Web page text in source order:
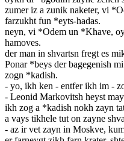
zumer iz a zunik naketer, vi
farzukht fun *eyts-hadas.
neyn, vi *Odem un *Khave,
hamoves.
der man in shvartsn fregt es
Ponar *beys der bagegenish
zogn *kadish.
- yo, ikh ken - entfer ikh im -
- Leonid Markovitsh heyst
ikh zog a *kadish nokh zayn
a vays tikhele tut on zayne
- az ir vet zayn in Moskve,